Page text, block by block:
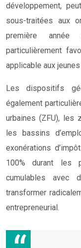
développement,
sous-traitées aux
première année
particulièrement
applicable aux
Les dispositifs
également
urbaines (ZFU), les
les bassins
exonérations
100% durant les
cumulables avec
transformer
entrepreneurial.